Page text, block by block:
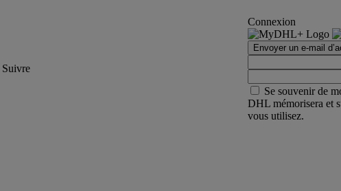
Suivre
Connexion
Envoyer un e-mail
Se souvenir de
DHL mémorisera et
vous utilisez.